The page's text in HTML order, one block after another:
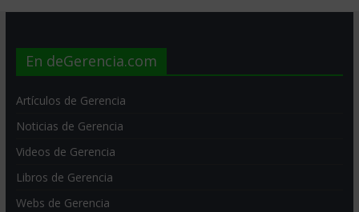
En deGerencia.com
Artículos de Gerencia
Noticias de Gerencia
Videos de Gerencia
Libros de Gerencia
Webs de Gerencia